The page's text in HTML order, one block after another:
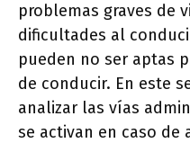
problemas graves de
dificultades al
pueden no ser aptas
de conducir. En este
analizar las vías
se activan en caso de